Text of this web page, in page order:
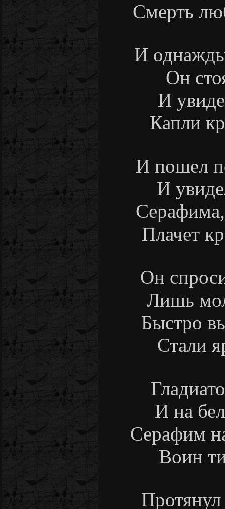
Смерть
И
Он
И
Капли
И пошел
И
Плачет
Он
Лишь
Быстро
Стали
И на
Серафим
Воин